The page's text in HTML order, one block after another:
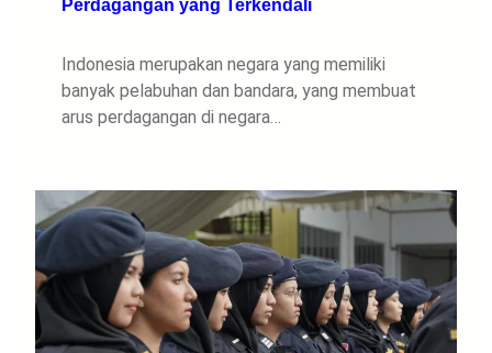
Perdagangan yang Terkendali
Indonesia merupakan negara yang memiliki
banyak pelabuhan dan bandara, yang membuat
arus perdagangan di negara…